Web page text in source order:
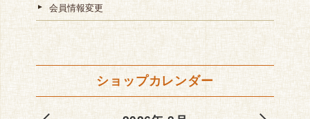
会員情報変更
ショップカレンダー